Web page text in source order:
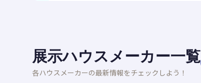
展示ハウスメーカー一覧
各ハウスメーカーの最新情報をチェックしよう！